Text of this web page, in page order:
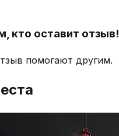
кто оставит отзыв!
помогают другим.